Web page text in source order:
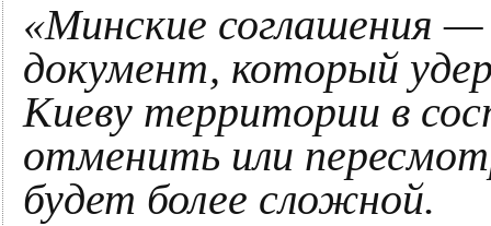
«Минские соглашения
документ, который
Киеву территории в
отменить или
будет более сложной.